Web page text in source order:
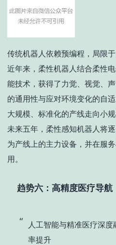
传统机器人依赖预编程，局限
近年来，柔性机器人结合柔性
能技术，获得了力觉、视觉、
的通用性与应对环境变化的自
大规模、标准化的产线走向小
未来五年，柔性感知机器人将
为产线上的主力设备，并在服
用。
趋势六：高精度医疗导航
人工智能与精准医疗深
率提升